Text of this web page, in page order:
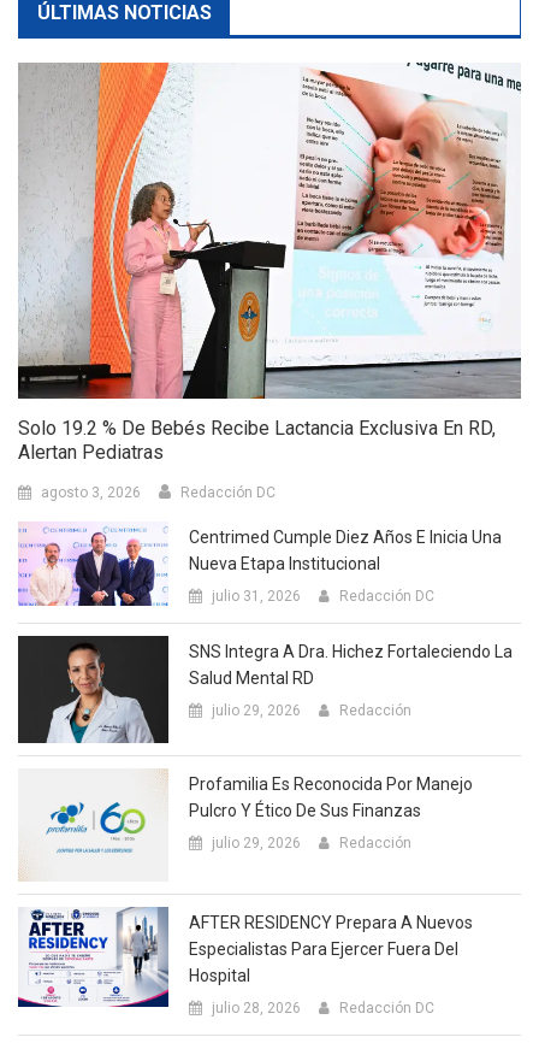
ÚLTIMAS NOTICIAS
Solo 19.2 % De Bebés Recibe Lactancia Exclusiva En RD,
Alertan Pediatras
agosto 3, 2026 Redacción DC
Centrimed Cumple Diez Años E Inicia Una
Nueva Etapa Institucional
julio 31, 2026 Redacción DC
SNS Integra A Dra. Hichez Fortaleciendo La
Salud Mental RD
julio 29, 2026 Redacción
Profamilia Es Reconocida Por Manejo
Pulcro Y Ético De Sus Finanzas
julio 29, 2026 Redacción
AFTER RESIDENCY Prepara A Nuevos
Especialistas Para Ejercer Fuera Del
Hospital
julio 28, 2026 Redacción DC